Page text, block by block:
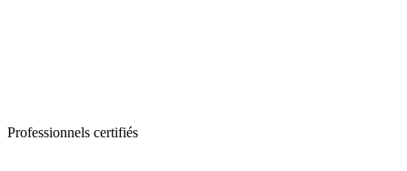
Professionnels certifiés